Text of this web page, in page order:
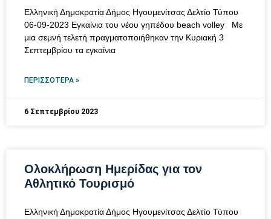
Ελληνική Δημοκρατία Δήμος Ηγουμενίτσας Δελτίο Τύπου
06-09-2023 Εγκαίνια του νέου γηπέδου beach volley Με
μια σεμνή τελετή πραγματοποιήθηκαν την Κυριακή 3
Σεπτεμβρίου τα εγκαίνια
ΠΕΡΙΣΣΌΤΕΡΑ »
6 Σεπτεμβρίου 2023
Ολοκλήρωση Ημερίδας για τον
Αθλητικό Τουρισμό
Ελληνική Δημοκρατία Δήμος Ηγουμενίτσας Δελτίο Τύπου